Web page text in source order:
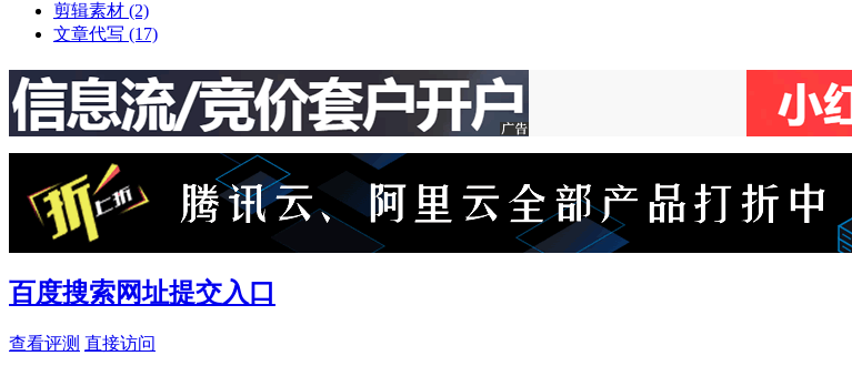
剪辑素材 (2)
文章代写 (17)
百度搜索网址提交入口
查看评测 直接访问